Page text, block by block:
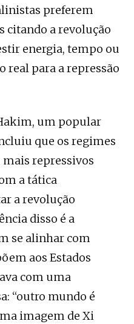
preferem
citando a revolução
energia, tempo ou
real para a repressão
um popular
que os regimes
repressivos
a tática
a revolução
disso é a
se alinhar com
aos Estados
com uma
“outro mundo é
imagem de Xi